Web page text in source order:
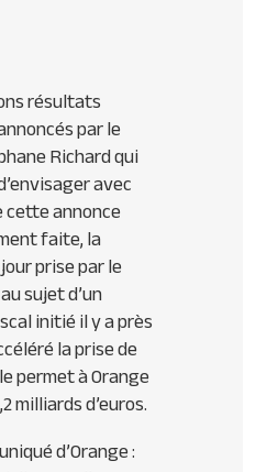
résultats
par le
Richard qui
avec
annonce
faite, la
prise par le
sujet d’un
initié il y a près
la prise de
permet à Orange
milliards d’euros.
d’Orange :